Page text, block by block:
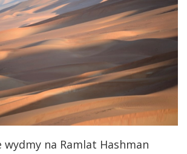
wydmy na Ramlat Hashman